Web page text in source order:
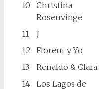
10
Christina
Rosenvinge
11 J
12
Florent y Yo
13
Renaldo & Clara
14
Los Lagos de